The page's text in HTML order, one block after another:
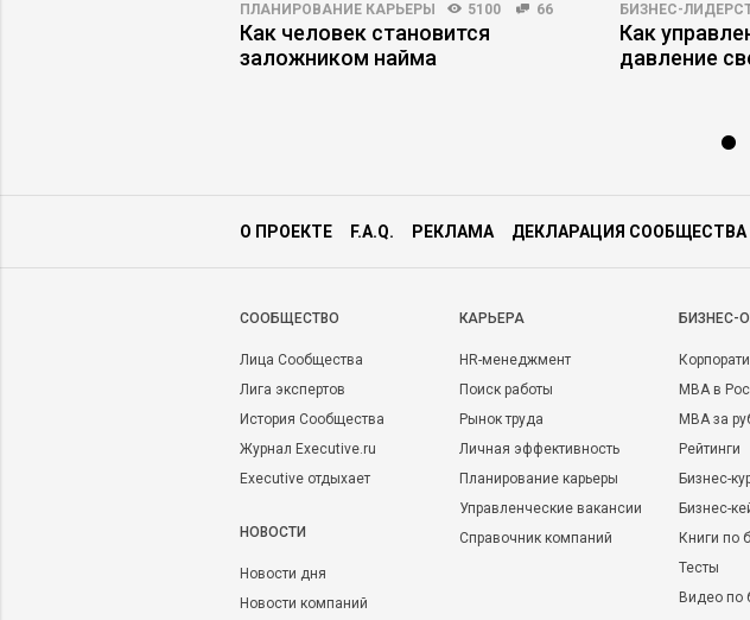
ПЛАНИРОВАНИЕ КАРЬЕРЫ 5100 66
Как человек становится
заложником найма
БИЗНЕС-
Как
давление
О ПРОЕКТЕ F.A.Q. РЕКЛАМА ДЕКЛАРАЦИЯ СООБЩЕСТВА
CООБЩЕСТВО
Лица Сообщества
Лига экспертов
История Сообщества
Журнал Executive.ru
Executive отдыхает
НОВОСТИ
Новости дня
Новости компаний
КАРЬЕРА
HR-менеджмент
Поиск работы
Рынок труда
Личная эффективность
Планирование карьеры
Управленческие вакансии
Справочник компаний
БИЗНЕС-
MBA в
MBA за
Рейтинги
Бизнес-
Бизнес-
Книги по
Тесты
Видео по